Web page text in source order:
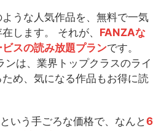
うな人気作品を、無料で一気
します。 それが、 FANZAな
スの読み放題プランです。
ンは、業界トップクラスのライ
め、気になる作品もお得に読
という手ごろな価格で、なんと6